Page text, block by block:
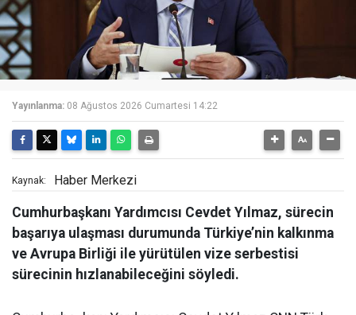
Yayınlanma: 08 Ağustos 2026 Cumartesi 14:22
Kaynak: Haber Merkezi
Cumhurbaşkanı Yardımcısı Cevdet Yılmaz, sürecin
başarıya ulaşması durumunda Türkiye’nin kalkınma
ve Avrupa Birliği ile yürütülen vize serbestisi
sürecinin hızlanabileceğini söyledi.